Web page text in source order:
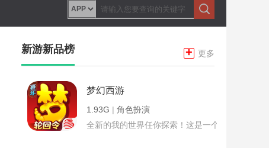
新游新品榜 + 更多
梦幻西游
1.93G | 角色扮演
全新的我的世界任你探索！这是一个小提示字段。